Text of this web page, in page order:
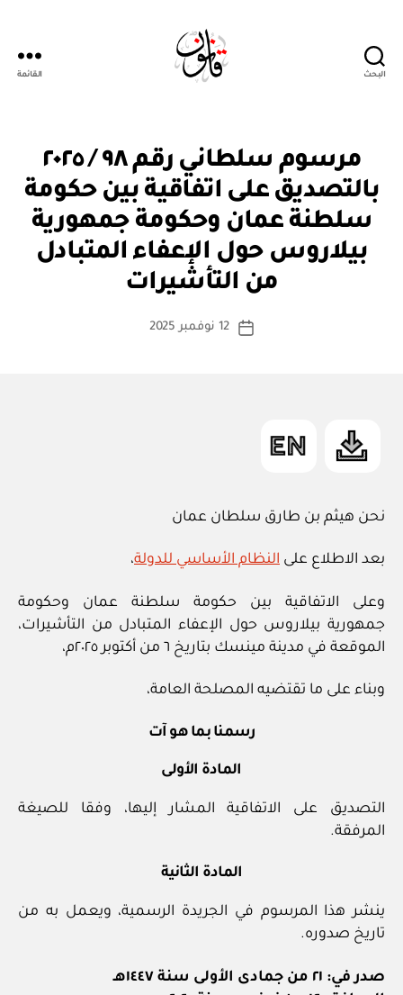
البحث القائمة
التصنيفات
س
مرسوم سلطاني رقم ٩٨ / ٢٠٢٥
بالتصديق على اتفاقية بين حكومة
سلطنة عمان وحكومة جمهورية
بيلاروس حول الإعفاء المتبادل
من التأشيرات
كاتب
بو
س
ة
تاريخ
12 نوفمبر 2025
نحن هيثم بن طارق سلطان عمان
بعد الاطلاع على النظام الأساسي للدولة،
وعلى الاتفاقية بين حكومة سلطنة عمان وحكومة
جمهورية بيلاروس حول الإعفاء المتبادل من التأشيرات،
الموقعة في مدينة مينسك بتاريخ ٦ من أكتوبر ٢٠٢٥م،
وبناء على ما تقتضيه المصلحة العامة،
رسمنا بما هو آت
المادة الأولى
التصديق على الاتفاقية المشار إليها، وفقا للصيغة
المرفقة.
المادة الثانية
ينشر هذا المرسوم في الجريدة الرسمية، ويعمل به من
تاريخ صدوره.
صدر في: ٢١ من جمادى الأولى سنة ١٤٤٧هـ